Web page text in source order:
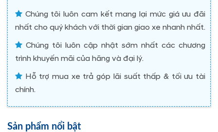
Chúng tôi luôn cam kết mang lại mức giá ưu đãi
nhất cho quý khách với thời gian giao xe nhanh nhất.
Chúng tôi luôn cập nhật sớm nhất các chương
trình khuyến mãi của hãng và đại lý.
Hỗ trợ mua xe trả góp lãi suất thấp & tối ưu tài
chính.
Sản phẩm nổi bật